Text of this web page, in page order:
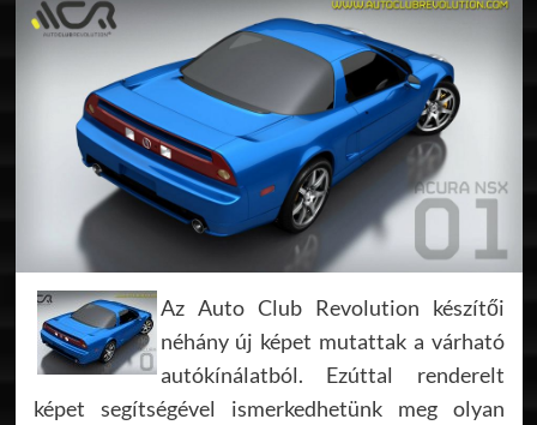
Az Auto Club Revolution készítői
néhány új képet mutattak a várható
autókínálatból. Ezúttal renderelt
képet segítségével ismerkedhetünk meg olyan